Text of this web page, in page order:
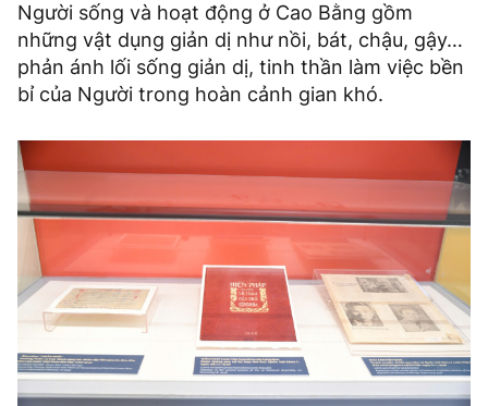
Người sống và hoạt động ở Cao Bằng gồm
những vật dụng giản dị như nồi, bát, chậu, gậy…
phản ánh lối sống giản dị, tinh thần làm việc bền
bỉ của Người trong hoàn cảnh gian khó.